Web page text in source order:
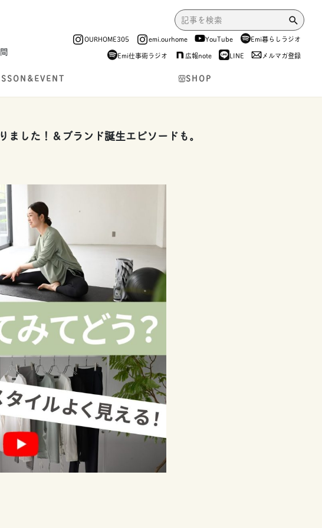
OURHOME305 emi.ourhome YouTube
Emi暮らしラジオ
Emi仕事術ラジオ
広報note LINE メルマガ登録
SHOP
した！＆ブランド誕生エピソードも。